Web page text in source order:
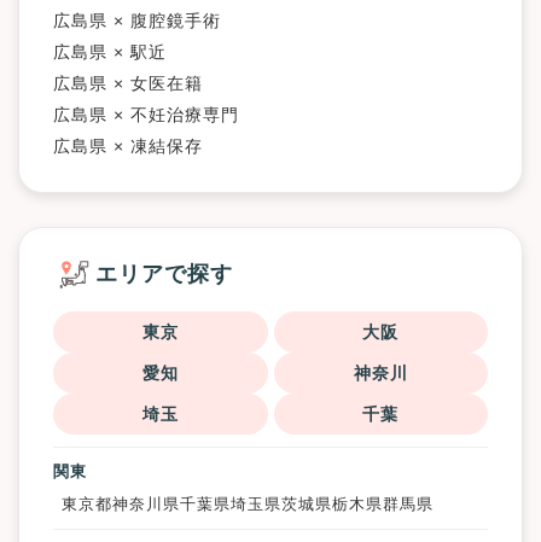
広島県 × 腹腔鏡手術
広島県 × 駅近
広島県 × 女医在籍
広島県 × 不妊治療専門
広島県 × 凍結保存
エリアで探す
東京 大阪
愛知 神奈川
埼玉 千葉
関東
東京都神奈川県千葉県埼玉県茨城県栃木県群馬県